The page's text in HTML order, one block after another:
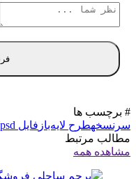
# برچسب ها
سرنسخهطرح لایه‌باز فایل psd
مطالب مرتبط
مشاهده همه